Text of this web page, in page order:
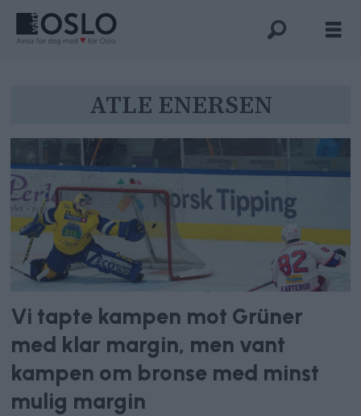
atle
enersen
ATLE ENERSEN
Vi tapte kampen mot Grüner
med klar margin, men vant
kampen om bronse med minst
mulig margin